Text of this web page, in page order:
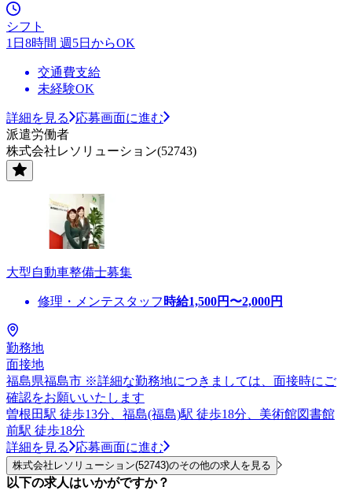
シフト
1日8時間 週5日からOK
交通費支給
未経験OK
詳細を見る
応募画面に進む
派遣労働者
株式会社レソリューション(52743)
大型自動車整備士募集
修理・メンテスタッフ 時給1,500円〜2,000円
勤務地
面接地
福島県福島市 ※詳細な勤務地につきましては、面接時にご
確認をお願いいたします
曽根田駅 徒歩13分、福島(福島)駅 徒歩18分、美術館図書館
前駅 徒歩18分
詳細を見る
応募画面に進む
株式会社レソリューション(52743)のその他の求人を見る
以下の求人はいかがですか？